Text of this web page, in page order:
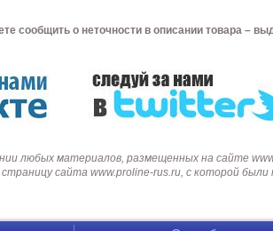
сообщить о неточности в описании товара –
любых материалов, размещенных на сайте
страницу сайта www.proline-rus.ru, с которой